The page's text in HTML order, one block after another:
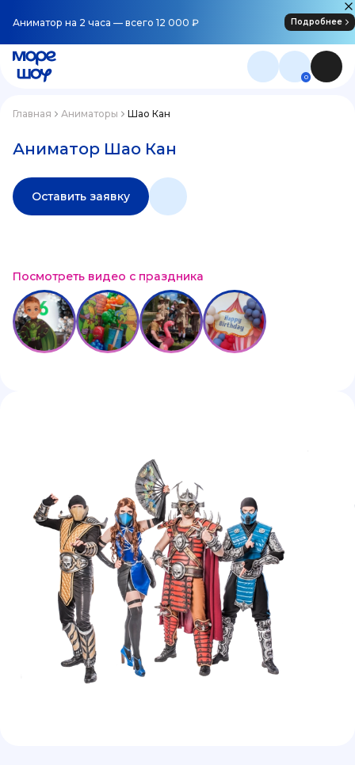
Аниматор на 2 часа — всего 12 000 ₽ Подробнее
0
Главная Аниматоры Шао Кан
Аниматор Шао Кан
Оставить заявку
Посмотреть видео с праздника